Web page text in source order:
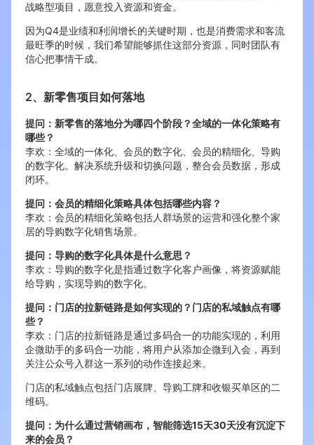
战略型项目，愿意投入资源和资金。
因为Q4是业绩和利润增长的关键时期，也是消费需求和客流
最旺季的时候，我们希望能够抓住这部分资源，同时团队有
信心把事情干成。
2、新零售项目如何落地
提问：新零售的落地分为哪四个阶段？全域的一体化策略有
哪些？
李欢：全域的一体化、会员的数字化、会员的精细化、导购
的数字化。解决系统升级和切换问题，整合会员数据，形成
闭环。
提问：会员的精细化策略具体包括哪些内容？
李欢：会员的精细化策略包括人群场景的运营和强化整个家
居的导购数字化销售场景。
提问：导购的数字化具体是什么意思？
李欢：导购的数字化是指通过数字化客户画像，将资源赋能
给导购，实现导购的数字化。
提问：门店的拉新链路是如何实现的？门店的私域触点有哪
些？
李欢：门店的拉新链路是通过多码合一的功能实现的，利用
企微助手的多码合一功能，将用户从添加企微到入会，再到
关注公众号入群这一系列的动作连接起来。
门店的私域触点包括门店展牌、导购工牌和收银买单区的二
维码。
提问：为什么通过营销画布，智能筛选15天30天没有沉淀下
来的会员？